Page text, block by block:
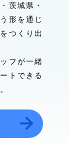
茨城県・
形を通じ
つくり出
フが一緒
トできる